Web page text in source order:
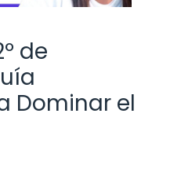
de
Dominar el